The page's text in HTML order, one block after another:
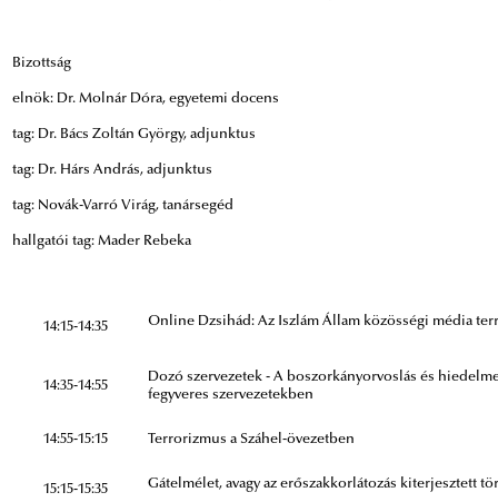
Bizottság
elnök: Dr. Molnár Dóra, egyetemi docens
tag: Dr. Bács Zoltán György, adjunktus
tag: Dr. Hárs András, adjunktus
tag: Novák-Varró Virág, tanársegéd
hallgatói tag: Mader Rebeka
14:15-14:35 Online Dzsihád: Az Iszlám Állam közösségi média
14:35-14:55
Dozó szervezetek - A boszorkányorvoslás és
fegyveres szervezetekben
14:55-15:15 Terrorizmus a Száhel-övezetben
15:15-15:35 Gátelmélet, avagy az erőszakkorlátozás kiterjesztett